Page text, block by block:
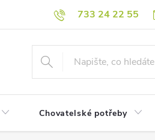
733 24 22 55
Chovatelské potřeby